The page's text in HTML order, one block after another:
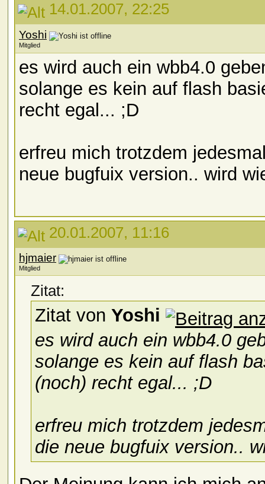
14.01.2007, 22:25
Yoshi
Mitglied
es wird auch ein wbb4.0
solange es kein auf flash
recht egal... ;D
erfreu mich trotzdem
neue bugfuix version.. wird
20.01.2007, 11:16
hjmaier
Mitglied
Zitat:
Zitat von Yoshi
es wird auch ein wbb4.0
solange es kein auf flash
(noch) recht egal... ;D
erfreu mich trotzdem
die neue bugfuix version..